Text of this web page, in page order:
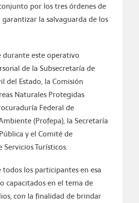
por los tres órdenes de
la salvaguarda de los
durante este operativo
de la Subsecretaría de
del Estado, la Comisión
Naturales Protegidas
Federal de
(Profepa), la Secretaría
y el Comité de
Servicios Turísticos.
los participantes en esa
capacitados en el tema de
con la finalidad de brindar